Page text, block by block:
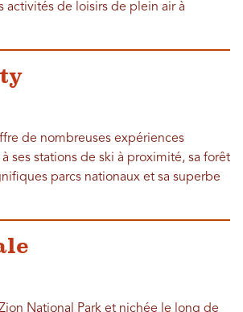
activités de loisirs de plein air à
de nombreuses expériences
ses stations de ski à proximité, sa forêt
parcs nationaux et sa superbe
National Park et nichée le long de